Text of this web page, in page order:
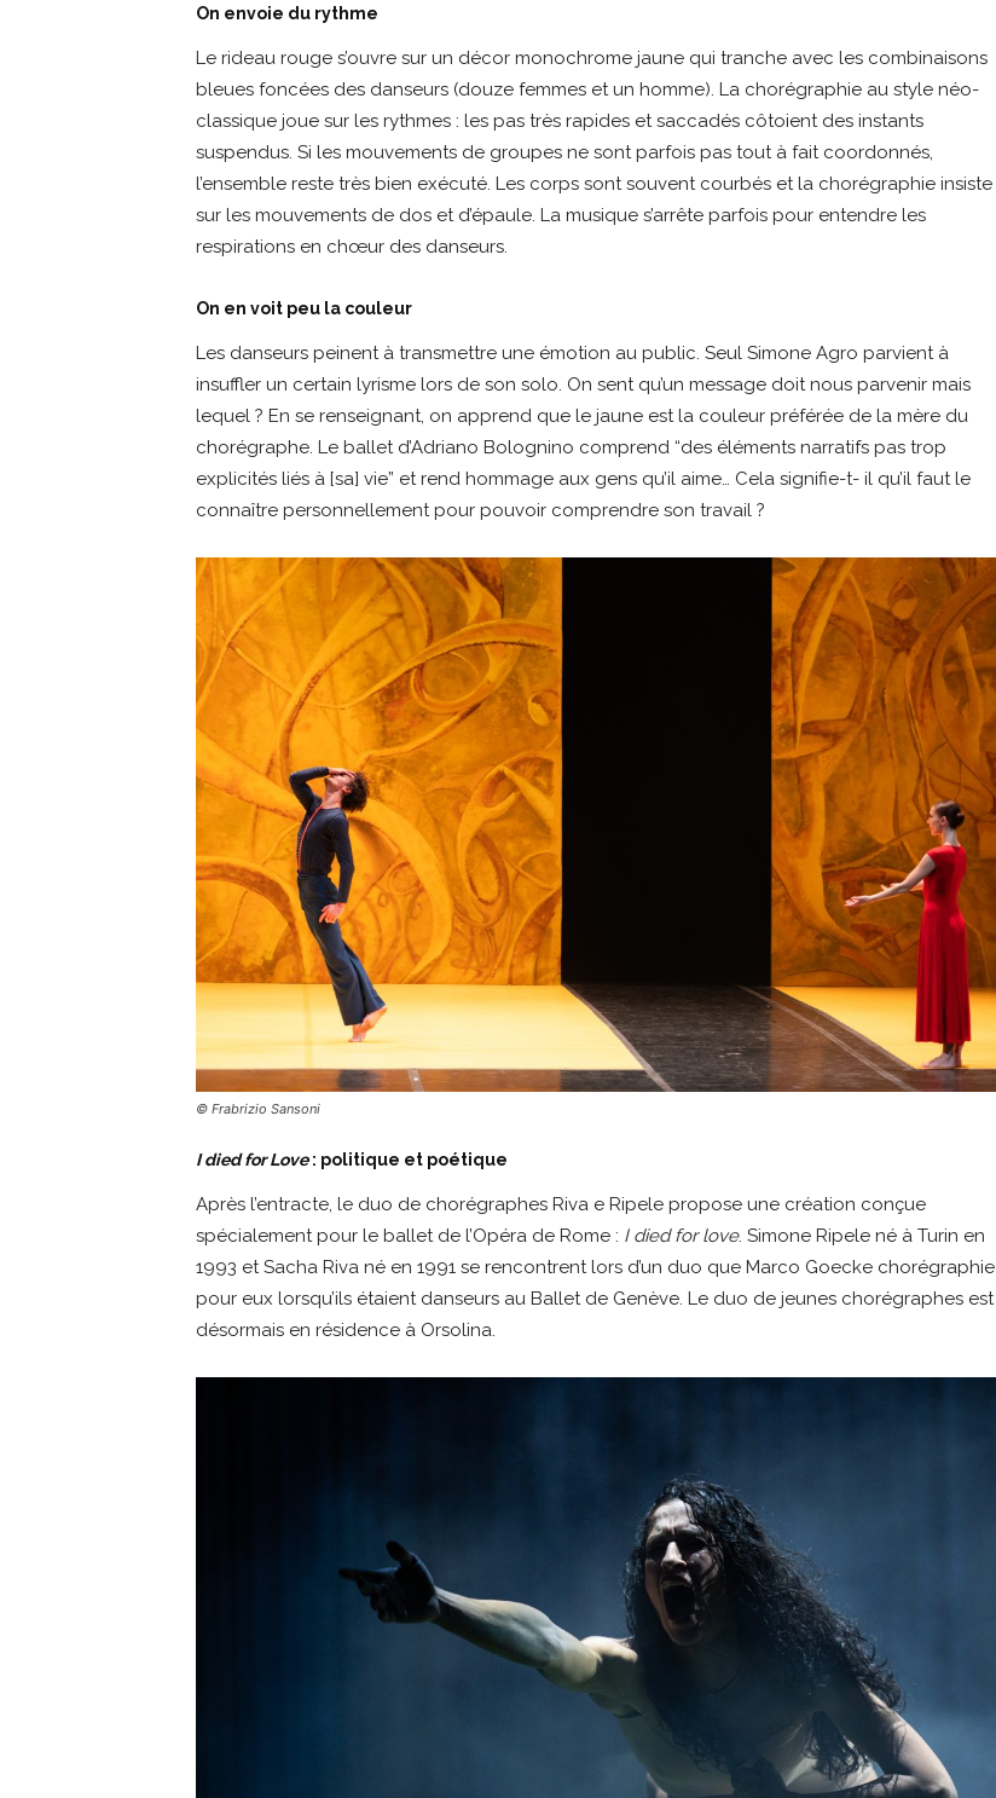
On envoie du rythme
Le rideau rouge s’ouvre sur un décor monochrome jaune qui tranche avec les combinaisons
bleues foncées des danseurs (douze femmes et un homme). La chorégraphie au style néo-
classique joue sur les rythmes : les pas très rapides et saccadés côtoient des instants
suspendus. Si les mouvements de groupes ne sont parfois pas tout à fait coordonnés,
l’ensemble reste très bien exécuté. Les corps sont souvent courbés et la chorégraphie insiste
sur les mouvements de dos et d’épaule. La musique s’arrête parfois pour entendre les
respirations en chœur des danseurs.
On en voit peu la couleur
Les danseurs peinent à transmettre une émotion au public. Seul Simone Agro parvient à
insuffler un certain lyrisme lors de son solo. On sent qu’un message doit nous parvenir mais
lequel ? En se renseignant, on apprend que le jaune est la couleur préférée de la mère du
chorégraphe. Le ballet d’Adriano Bolognino comprend “des éléments narratifs pas trop
explicités liés à [sa] vie” et rend hommage aux gens qu’il aime… Cela signifie-t- il qu’il faut le
connaître personnellement pour pouvoir comprendre son travail ?
© Frabrizio Sansoni
I died for Love: politique et poétique
Après l’entracte, le duo de chorégraphes Riva e Ripele propose une création conçue
spécialement pour le ballet de l’Opéra de Rome : I died for love. Simone Ripele né à Turin en
1993 et Sacha Riva né en 1991 se rencontrent lors d’un duo que Marco Goecke chorégraphie
pour eux lorsqu’ils étaient danseurs au Ballet de Genève. Le duo de jeunes chorégraphes est
désormais en résidence à Orsolina.